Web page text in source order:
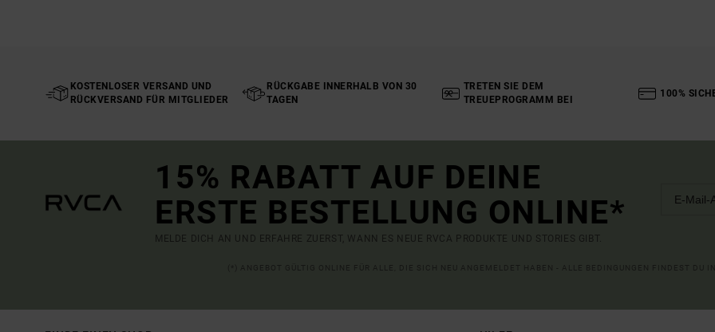
KOSTENLOSER VERSAND UND
RÜCKVERSAND FÜR MITGLIEDER
RÜCKGABE INNERHALB VON 30
TAGEN
TRETEN SIE DEM
TREUEPROGRAMM BEI
100%
15% RABATT AUF DEINE
ERSTE BESTELLUNG ONLINE*
MELDE DICH AN UND ERFAHRE ZUERST, WANN ES NEUE RVCA PRODUKTE UND STORIES GIBT.